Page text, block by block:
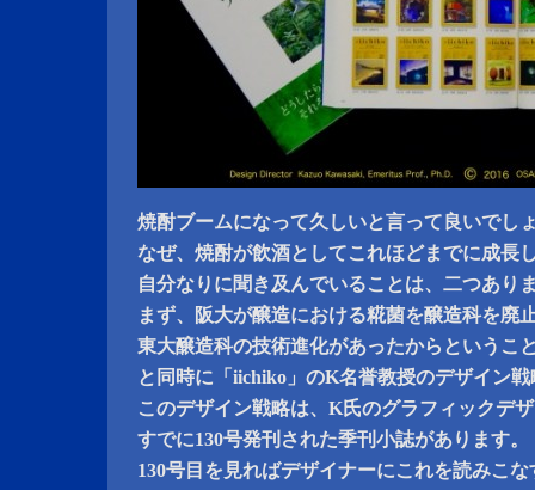
焼酎ブームになって久しいと言って良いでし
なぜ、焼酎が飲酒としてこれほどまでに成長
自分なりに聞き及んでいることは、二つあり
まず、阪大が醸造における糀菌を醸造科を廃
東大醸造科の技術進化があったからというこ
と同時に「iichiko」のK名誉教授のデザイン
このデザイン戦略は、K氏のグラフィックデ
すでに130号発刊された季刊小誌があります。
130号目を見ればデザイナーにこれを読みこ